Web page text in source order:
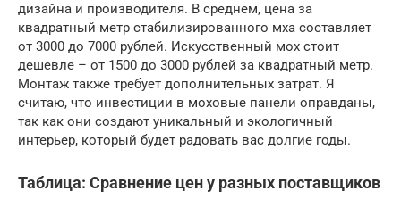
дизайна и производителя. В среднем, цена за
квадратный метр стабилизированного мха составляет
от 3000 до 7000 рублей. Искусственный мох стоит
дешевле – от 1500 до 3000 рублей за квадратный метр.
Монтаж также требует дополнительных затрат. Я
считаю, что инвестиции в моховые панели оправданы,
так как они создают уникальный и экологичный
интерьер, который будет радовать вас долгие годы.
Таблица: Сравнение цен у разных поставщиков